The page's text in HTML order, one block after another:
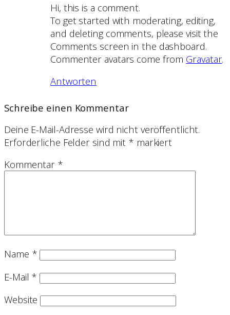
Hi, this is a comment.
To get started with moderating, editing,
and deleting comments, please visit the
Comments screen in the dashboard.
Commenter avatars come from Gravatar.
Antworten
Schreibe einen Kommentar
Deine E-Mail-Adresse wird nicht veröffentlicht.
Erforderliche Felder sind mit * markiert
Kommentar *
Name *
E-Mail *
Website